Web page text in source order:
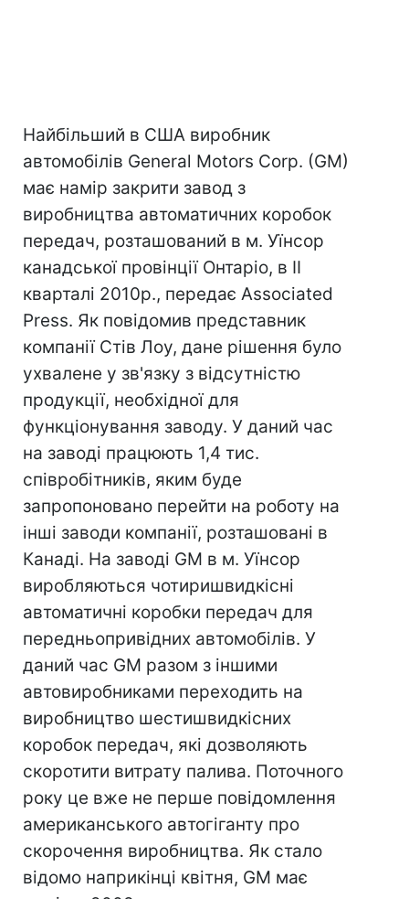
Найбільший в США виробник
автомобілів General Motors Corp. (GM)
має намір закрити завод з
виробництва автоматичних коробок
передач, розташований в м. Уїнсор
канадської провінції Онтаріо, в II
кварталі 2010р., передає Associated
Press. Як повідомив представник
компанії Стів Лоу, дане рішення було
ухвалене у зв'язку з відсутністю
продукції, необхідної для
функціонування заводу. У даний час
на заводі працюють 1,4 тис.
співробітників, яким буде
запропоновано перейти на роботу на
інші заводи компанії, розташовані в
Канаді. На заводі GM в м. Уїнсор
виробляються чотиришвидкісні
автоматичні коробки передач для
передньопривідних автомобілів. У
даний час GM разом з іншими
автовиробниками переходить на
виробництво шестишвидкісних
коробок передач, які дозволяють
скоротити витрату палива. Поточного
року це вже не перше повідомлення
американського автогіганту про
скорочення виробництва. Як стало
відомо наприкінці квітня, GM має